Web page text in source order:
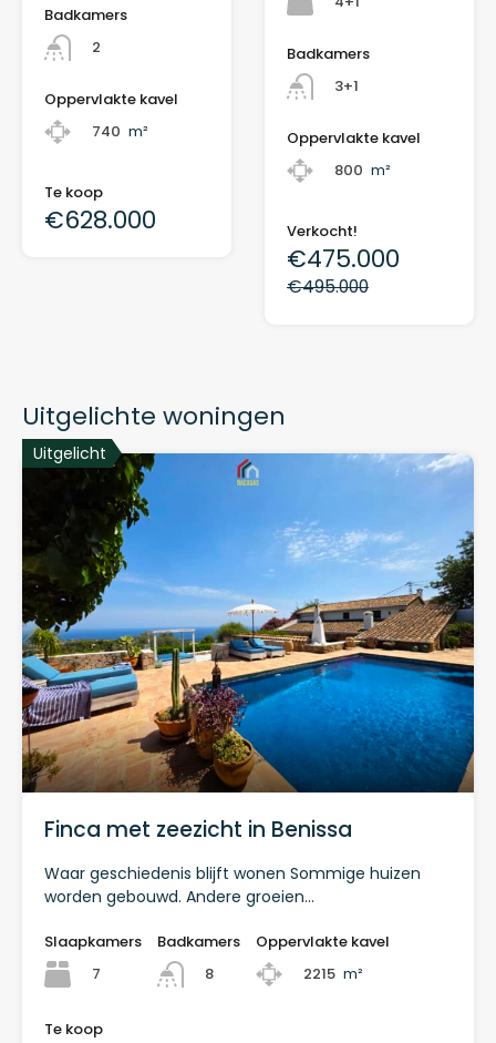
Badkamers
2
Oppervlakte kavel
740 m²
Te koop
€628.000
Badkamers
3+1
Oppervlakte kavel
800 m²
Verkocht!
€475.000
€495.000
Uitgelichte woningen
Uitgelicht
Finca met zeezicht in Benissa
Waar geschiedenis blijft wonen Sommige huizen
worden gebouwd. Andere groeien…
Slaapkamers
7
Badkamers
8
Oppervlakte kavel
2215 m²
Te koop